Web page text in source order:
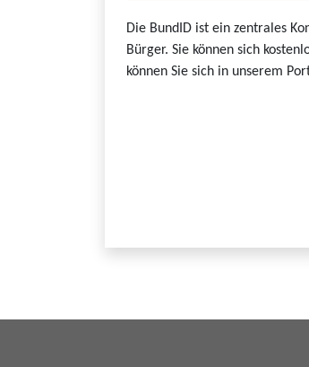
Die BundID ist ein zentrales
Bürger. Sie können sich
können Sie sich in unserem